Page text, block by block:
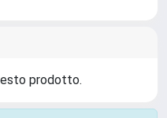
prodotto.